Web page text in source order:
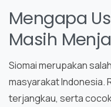
Mengapa
Masih
Siomai merupakan
masyarakat Indonesia.
terjangkau, serta